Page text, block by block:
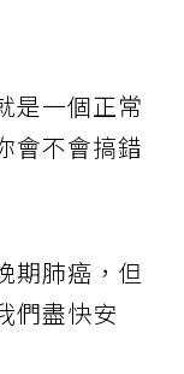
是一個正常
會不會搞錯
期肺癌，但
們盡快安